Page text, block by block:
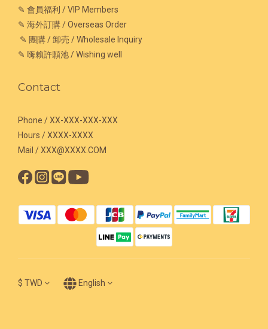
✎ 會員福利 / VIP Members
✎ 海外訂購 / Overseas Order
✎ 團購 / 卸売 / Wholesale Inquiry
✎ 嗨賴許願池 / Wishing well
Contact
Phone / XX-XXX-XXX-XXX
Hours / XXXX-XXXX
Mail / XXX@XXXX.COM
$ TWD English